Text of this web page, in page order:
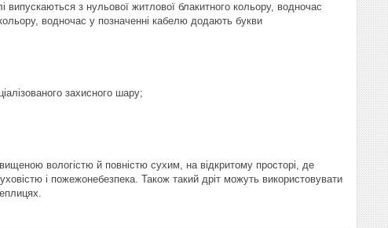
випускаються з нульової житлової блакитного кольору, водночас
водночас у позначенні кабелю додають букви
захисного шару;
вологістю й повністю сухим, на відкритому просторі, де
і пожежонебезпека. Також такий дріт можуть використовувати